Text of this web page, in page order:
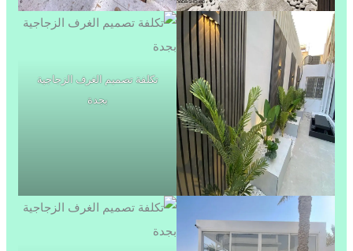
تكلفة تصميم الغرف الزجاجية
بجدة